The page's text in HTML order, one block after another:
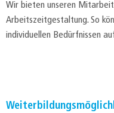
Wir bieten unseren
Arbeitszeitgestaltung. So
individuellen Bedürfnissen